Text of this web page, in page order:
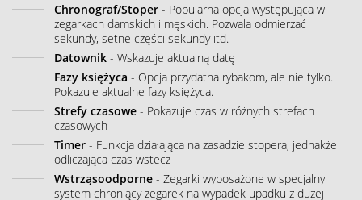
Chronograf/Stoper - Popularna opcja występująca w
zegarkach damskich i męskich. Pozwala odmierzać
sekundy, setne części sekundy itd.
Datownik - Wskazuje aktualną datę
Fazy księżyca - Opcja przydatna rybakom, ale nie tylko.
Pokazuje aktualne fazy księżyca.
Strefy czasowe - Pokazuje czas w różnych strefach
czasowych
Timer - Funkcja działająca na zasadzie stopera, jednakże
odliczająca czas wstecz
Wstrząsoodporne - Zegarki wyposażone w specjalny
system chroniący zegarek na wypadek upadku z dużej